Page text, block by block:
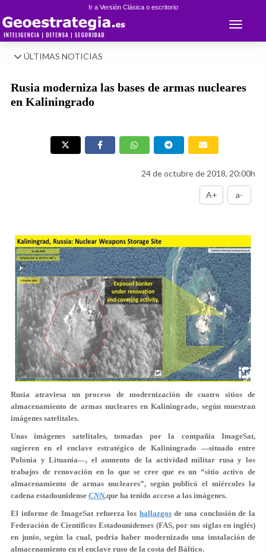
Ir a Versión Clásica o escritorio
Toggle
ÚLTIMAS NOTICIAS
Rusia moderniza las bases de armas nucleares
en Kaliningrado
24 de octubre de 2018, 20:00h
A+ a-
Rusia atraviesa un proceso de modernización de cuatro sitios de
almacenamiento de armas nucleares en Kaliningrado, según muestran
imágenes satelitales.
Unas imágenes satelitales, tomadas por la compañía ImageSat,
sugieren en el enclave estratégico de Kaliningrado —situado entre
Polonia y Lituania—, el aumento de la actividad militar rusa y los
trabajos de renovación en lo que se cree que es un “sitio activo de
almacenamiento de armas nucleares”, según publicó el miércoles la
cadena estadounidense CNN,que ha tenido acceso a las imágenes.
El informe de ImageSat refuerza los hallazgosde una conclusión de la
Federación de Científicos Estadounidenses (FAS, por sus siglas en inglés)
en junio, según la cual, podría haber modernizado una instalación de
almacenamiento en el enclave ruso de la costa del Báltico.